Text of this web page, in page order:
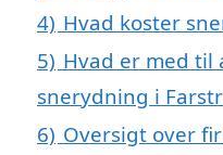
4) Hvad koster
5) Hvad er med til
snerydning i
6) Oversigt over